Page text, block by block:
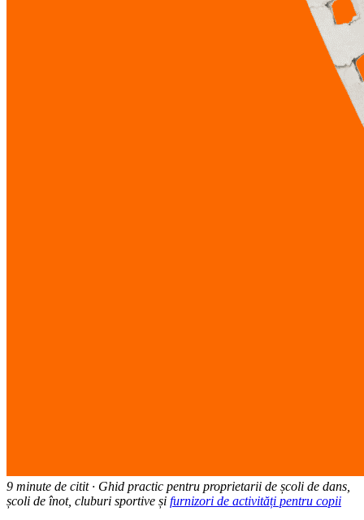
9 minute de citit · Ghid practic pentru proprietarii de școli de dans,
școli de înot, cluburi sportive și furnizori de activități pentru copii